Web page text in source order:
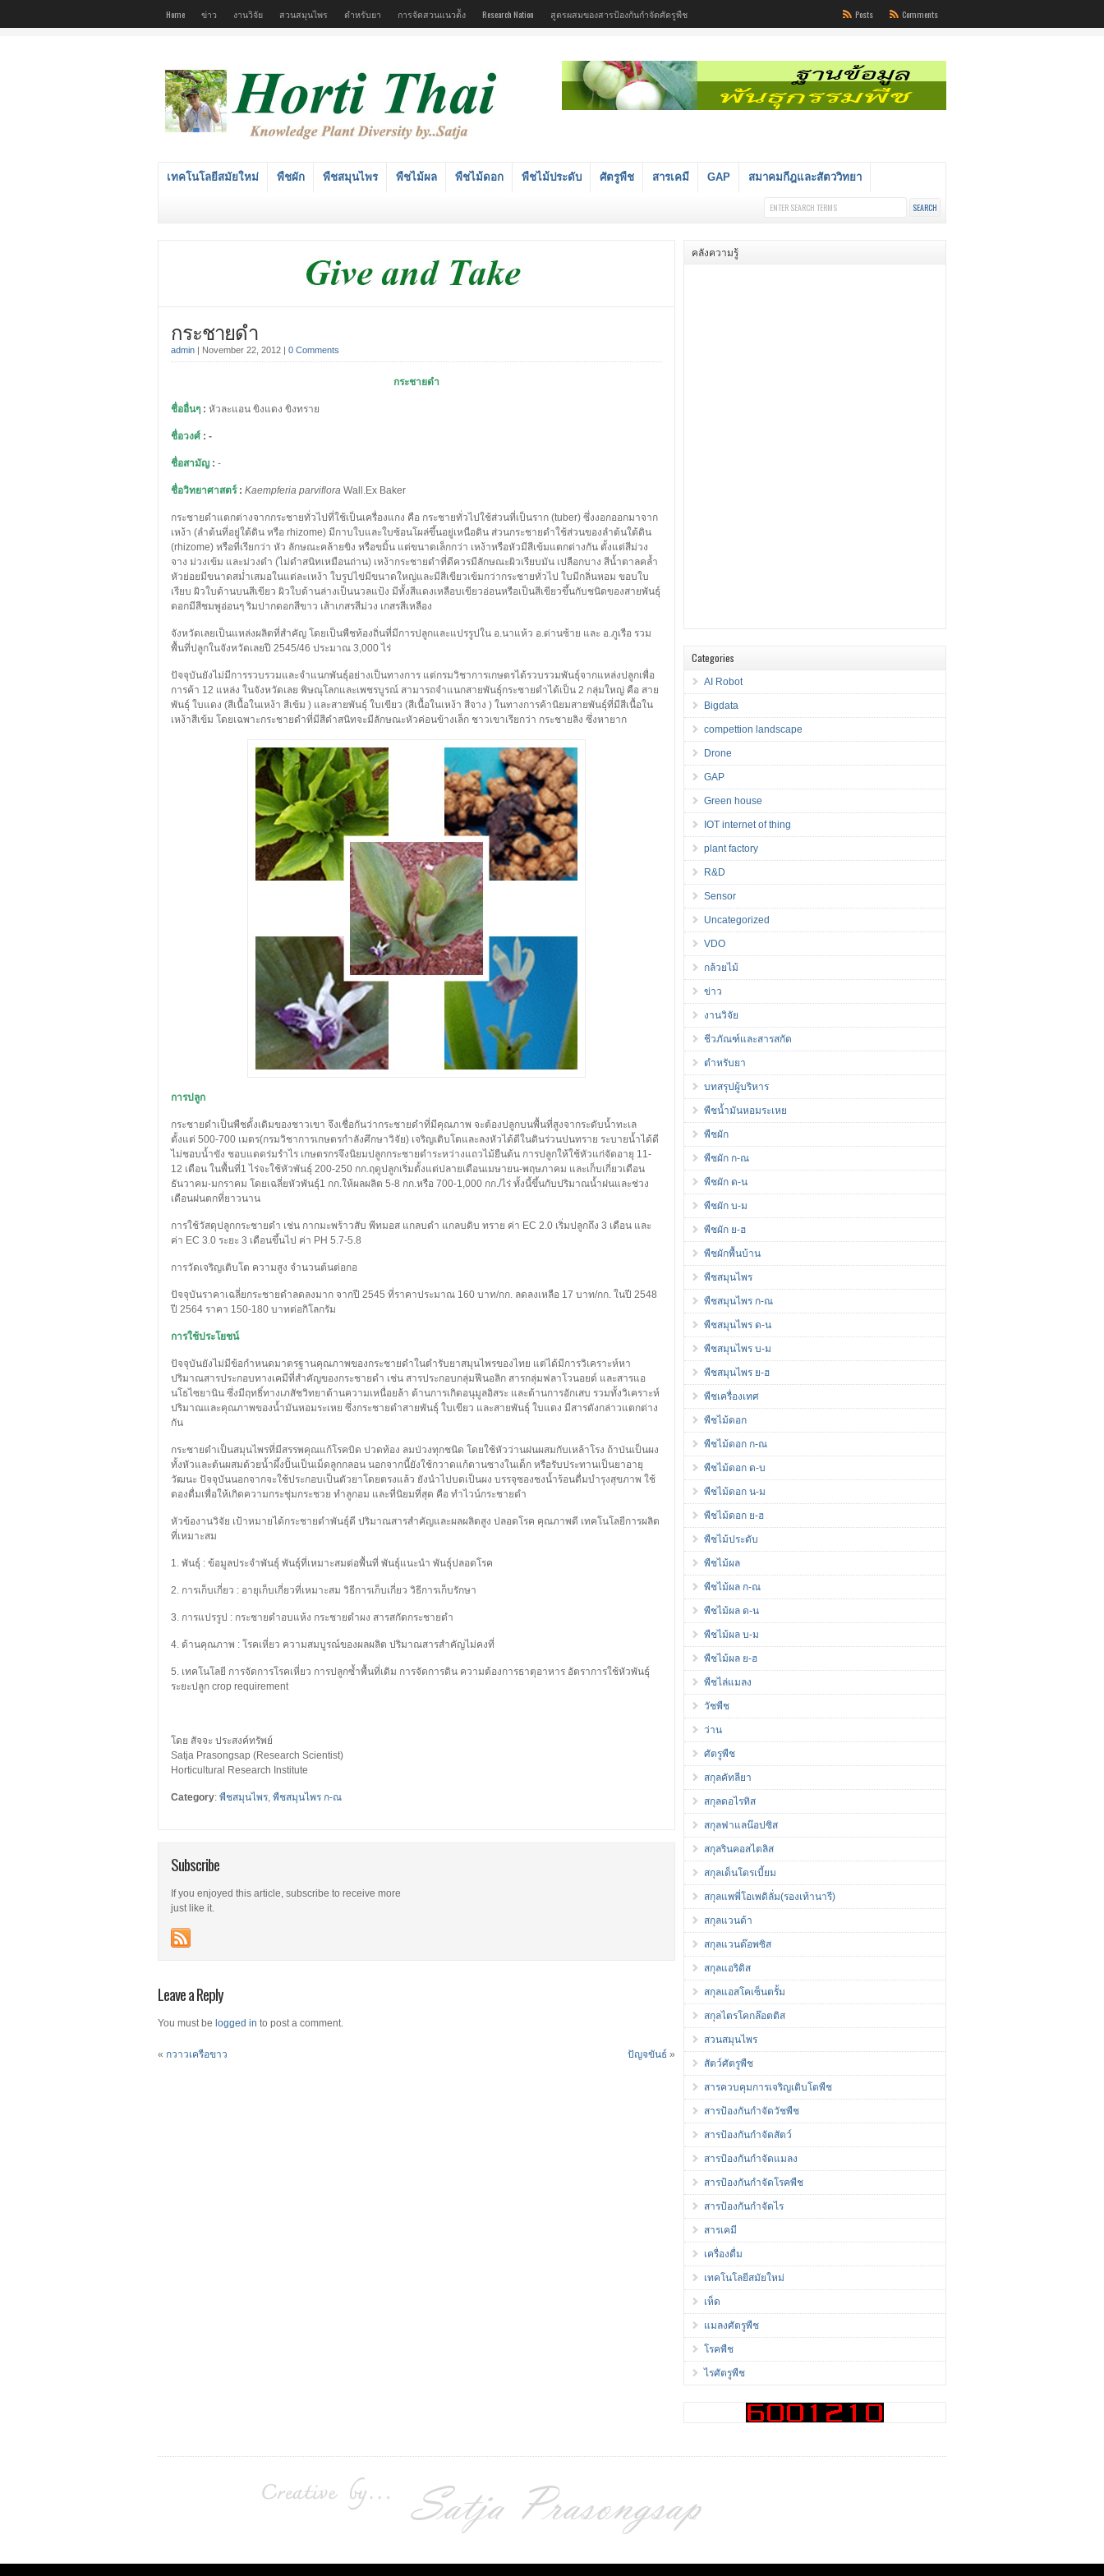
Home ข่าว งานวิจัย สวนสมุนไพร ตำหรับยา การจัดสวนแนวต้ัง Research Nation สูตรผสมของสารป้องกันกำจัดศัตรูพืช Comments
Posts
เทคโนโลยีสมัยใหม่ พืชผัก พืชสมุนไพร พืชไม้ผล พืชไม้ดอก พืชไม้ประดับ ศัตรูพืช สารเคมี GAP สมาคมกีฎและสัตววิทยา
กระชายดำ
admin | November 22, 2012 | 0 Comments
กระชายดำ
ชื่ออื่นๆ : หัวละแอน ขิงแดง ขิงทราย
ชื่อวงศ์ : -
ชื่อสามัญ : -
ชื่อวิทยาศาสตร์ : Kaempferia parviflora Wall.Ex Baker
กระชายดำแตกต่างจากกระชายทั่วไปที่ใช้เป็นเครื่องแกง คือ กระชายทั่วไปใช้ส่วนที่เป็นราก (tuber) ซึ่งงอกออกมาจาก
เหง้า (ลำต้นที่อยู่ใต้ดิน หรือ rhizome) มีกาบใบและใบซ้อนโผล่ขึ้นอยู่เหนือดิน ส่วนกระชายดำใช้ส่วนของลำต้นใต้ดิน
(rhizome) หรือที่เรียกว่า หัว ลักษณะคล้ายขิง หรือขมิ้น แต่ขนาดเล็กกว่า เหง้าหรือหัวมีสีเข้มแตกต่างกัน ตั้งแต่สีม่วง
จาง ม่วงเข้ม และม่วงดำ (ไม่ดำสนิทเหมือนถ่าน) เหง้ากระชายดำที่ดีควรมีลักษณะผิวเรียบมัน เปลือกบาง สีน้ำตาลคล้ำ
หัวย่อยมีขนาดสม่ำเสมอในแต่ละเหง้า ใบรูปไข่มีขนาดใหญ่และมีสีเขียวเข้มกว่ากระชายทั่วไป ใบมีกลิ่นหอม ขอบใบ
เรียบ ผิวใบด้านบนสีเขียว ผิวใบด้านล่างเป็นนวลแป้ง มีทั้งสีแดงเหลือบเขียวอ่อนหรือเป็นสีเขียวขึ้นกับชนิดของสายพันธุ์
ดอกมีสีชมพูอ่อนๆ ริมปากดอกสีขาว เส้าเกสรสีม่วง เกสรสีเหลือง
จังหวัดเลยเป็นแหล่งผลิตที่สำคัญ โดยเป็นพืชท้องถิ่นที่มีการปลูกและแปรรูปใน อ.นาแห้ว อ.ด่านซ้าย และ อ.ภูเรือ รวม
พื้นที่ปลูกในจังหวัดเลยปี 2545/46 ประมาณ 3,000 ไร่
ปัจจุบันยังไม่มีการรวบรวมและจำแนกพันธุ์อย่างเป็นทางการ แต่กรมวิชาการเกษตรได้รวบรวมพันธุ์จากแหล่งปลูกเพื่อ
การค้า 12 แหล่ง ในจังหวัดเลย พิษณุโลกและเพชรบูรณ์ สามารถจำแนกสายพันธุ์กระชายดำได้เป็น 2 กลุ่มใหญ่ คือ สาย
พันธุ์ ใบแดง (สีเนื้อในเหง้า สีเข้ม ) และสายพันธุ์ ใบเขียว (สีเนื้อในเหง้า สีจาง ) ในทางการค้านิยมสายพันธุ์ที่มีสีเนื้อใน
เหง้าสีเข้ม โดยเฉพาะกระชายดำที่มีสีดำสนิทจะมีลักษณะหัวค่อนข้างเล็ก ชาวเขาเรียกว่า กระชายลิง ซึ่งหายาก
การปลูก
กระชายดำเป็นพืชดั้งเดิมของชาวเขา จึงเชื่อกันว่ากระชายดำที่มีคุณภาพ จะต้องปลูกบนพื้นที่สูงจากระดับน้ำทะเล
ตั้งแต่ 500-700 เมตร(กรมวิชาการเกษตรกำลังศึกษาวิจัย) เจริญเติบโตและลงหัวได้ดีในดินร่วนปนทราย ระบายน้ำได้ดี
ไม่ชอบน้ำขัง ชอบแดดร่มรำไร เกษตรกรจึงนิยมปลูกกระชายดำระหว่างแถวไม้ยืนต้น การปลูกให้ใช้หัวแก่จัดอายุ 11-
12 เดือน ในพื้นที่1 ไร่จะใช้หัวพันธุ์ 200-250 กก.ฤดูปลูกเริ่มตั้งแต่ปลายเดือนเมษายน-พฤษภาคม และเก็บเกี่ยวเดือน
ธันวาคม-มกราคม โดยเฉลี่ยหัวพันธุ์1 กก.ให้ผลผลิต 5-8 กก.หรือ 700-1,000 กก./ไร่ ทั้งนี้ขึ้นกับปริมาณน้ำฝนและช่วง
เดือนฝนตกที่ยาวนาน
การใช้วัสดุปลูกกระชายดำ เช่น กากมะพร้าวสับ พีทมอส แกลบดำ แกลบดิบ ทราย ค่า EC 2.0 เริ่มปลูกถึง 3 เดือน และ
ค่า EC 3.0 ระยะ 3 เดือนขึ้นไป ค่า PH 5.7-5.8
การวัดเจริญเติบโต ความสูง จำนวนต้นต่อกอ
ปัจจุบันราคาเฉลี่ยกระชายดำลดลงมาก จากปี 2545 ที่ราคาประมาณ 160 บาท/กก. ลดลงเหลือ 17 บาท/กก. ในปี 2548
ปี 2564 ราคา 150-180 บาทต่อกิโลกรัม
การใช้ประโยชน์
ปัจจุบันยังไม่มีข้อกำหนดมาตรฐานคุณภาพของกระชายดำในตำรับยาสมุนไพรของไทย แต่ได้มีการวิเคราะห์หา
ปริมาณสารประกอบทางเคมีที่สำคัญของกระชายดำ เช่น สารประกอบกลุ่มฟีนอลิก สารกลุ่มฟลาโวนอยด์ และสารแอ
นโธไซยานิน ซึ่งมีฤทธิ์ทางเภสัชวิทยาต้านความเหนื่อยล้า ต้านการเกิดอนุมูลอิสระ และต้านการอักเสบ รวมทั้งวิเคราะห์
ปริมาณและคุณภาพของน้ำมันหอมระเหย ซึ่งกระชายดำสายพันธุ์ ใบเขียว และสายพันธุ์ ใบแดง มีสารดังกล่าวแตกต่าง
กัน
กระชายดำเป็นสมุนไพรที่มีสรรพคุณแก้โรคบิด ปวดท้อง ลมป่วงทุกชนิด โดยใช้หัวว่านฝนผสมกับเหล้าโรง ถ้าป่นเป็นผง
ทั้งหัวและต้นผสมด้วยน้ำผึ้งปั้นเป็นเม็ดลูกกลอน นอกจากนี้ยังใช้กวาดแก้ตานซางในเด็ก หรือรับประทานเป็นยาอายุ
วัฒนะ ปัจจุบันนอกจากจะใช้ประกอบเป็นตัวยาโดยตรงแล้ว ยังนำไปบดเป็นผง บรรจุซองชงน้ำร้อนดื่มบำรุงสุขภาพ ใช้
ดองดื่มเพื่อให้เกิดความกระชุ่มกระชวย ทำลูกอม และที่นิยมที่สุด คือ ทำไวน์กระชายดำ
หัวข้องานวิจัย เป้าหมายได้กระชายดำพันธุ์ดี ปริมาณสารสำคัญและผลผลิตสูง ปลอดโรค คุณภาพดี เทคโนโลยีการผลิต
ที่เหมาะสม
1. พันธุ์ : ข้อมูลประจำพันธุ์ พันธุ์ที่เหมาะสมต่อพื้นที่ พันธุ์แนะนำ พันธุ์ปลอดโรค
2. การเก็บเกี่ยว : อายุเก็บเกี่ยวที่เหมาะสม วิธีการเก็บเกี่ยว วิธีการเก็บรักษา
3. การแปรรูป : กระชายดำอบแห้ง กระชายดำผง สารสกัดกระชายดำ
4. ด้านคุณภาพ : โรคเหี่ยว ความสมบูรณ์ของผลผลิต ปริมาณสารสำคัญไม่คงที่
5. เทคโนโลยี การจัดการโรคเหี่ยว การปลูกซ้ำพื้นที่เดิม การจัดการดิน ความต้องการธาตุอาหาร อัตราการใช้หัวพันธุ์
ระยะปลูก crop requirement
โดย สัจจะ ประสงค์ทรัพย์
Satja Prasongsap (Research Scientist)
Horticultural Research Institute
Category: พืชสมุนไพร, พืชสมุนไพร ก-ณ
Subscribe
If you enjoyed this article, subscribe to receive more
just like it.
Leave a Reply
You must be logged in to post a comment.
« กวาวเครือขาว ปัญจขันธ์ »
คลังความรู้
Categories
AI Robot
Bigdata
compettion landscape
Drone
GAP
Green house
IOT internet of thing
plant factory
R&D
Sensor
Uncategorized
VDO
กล้วยไม้
ข่าว
งานวิจัย
ชีวภัณฑ์และสารสกัด
ตำหรับยา
บทสรุปผู้บริหาร
พืชน้ำมันหอมระเหย
พืชผัก
พืชผัก ก-ณ
พืชผัก ด-น
พืชผัก บ-ม
พืชผัก ย-ฮ
พืชผักพื้นบ้าน
พืชสมุนไพร
พืชสมุนไพร ก-ณ
พืชสมุนไพร ด-น
พืชสมุนไพร บ-ม
พืชสมุนไพร ย-ฮ
พืชเครื่องเทศ
พืชไม้ดอก
พืชไม้ดอก ก-ณ
พืชไม้ดอก ด-บ
พืชไม้ดอก น-ม
พืชไม้ดอก ย-ฮ
พืชไม้ประดับ
พืชไม้ผล
พืชไม้ผล ก-ณ
พืชไม้ผล ด-น
พืชไม้ผล บ-ม
พืชไม้ผล ย-ฮ
พืชไล่แมลง
วัชพืช
ว่าน
ศัตรูพืช
สกุลคัทลียา
สกุลดอไรทิส
สกุลฟาแลน๊อปซิส
สกุลรินคอสไตลิส
สกุลเด็นโดรเบี้ยม
สกุลแพพี่โอเพดิลั่ม(รองเท้านารี)
สกุลแวนด้า
สกุลแวนด๊อพซิส
สกุลแอริดิส
สกุลแอสโคเซ็นตรั้ม
สกุลไตรโคกล๊อตติส
สวนสมุนไพร
สัตว์ศัตรูพืช
สารควบคุมการเจริญเติบโตพืช
สารป้องกันกำจัดวัชพืช
สารป้องกันกำจัดสัตว์
สารป้องกันกำจัดแมลง
สารป้องกันกำจัดโรคพืช
สารป้องกันกำจัดไร
สารเคมี
เครื่องดื่ม
เทคโนโลยีสมัยใหม่
เห็ด
แมลงศัตรูพืช
โรคพืช
ไรศัตรูพืช